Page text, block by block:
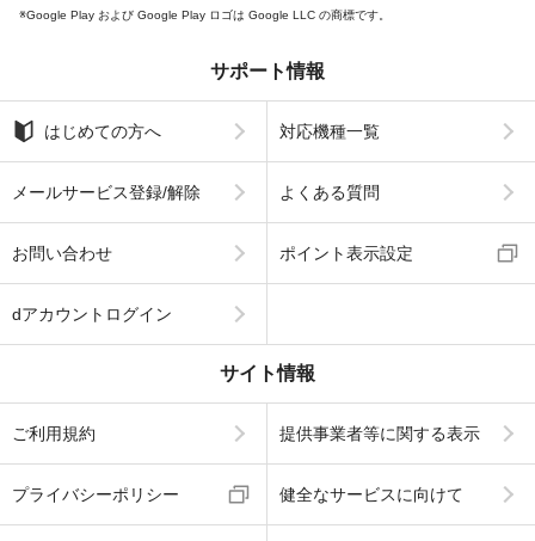
Google Play および Google Play ロゴは Google LLC の商標です。
サポート情報
はじめての方へ 対応機種一覧
メールサービス登録/解除 よくある質問
お問い合わせ ポイント表示設定
dアカウントログイン
サイト情報
ご利用規約 提供事業者等に関する表示
プライバシーポリシー 健全なサービスに向けて